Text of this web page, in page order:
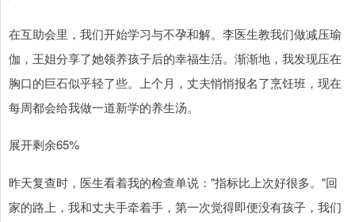
在互助会里，我们开始学习与不孕和解。李医生教我们做减压瑜
伽，王姐分享了她领养孩子后的幸福生活。渐渐地，我发现压在
胸口的巨石似乎轻了些。上个月，丈夫悄悄报名了烹饪班，现在
每周都会给我做一道新学的养生汤。
展开剩余65%
昨天复查时，医生看着我的检查单说："指标比上次好很多。"回
家的路上，我和丈夫手牵着手，第一次觉得即便没有孩子，我们